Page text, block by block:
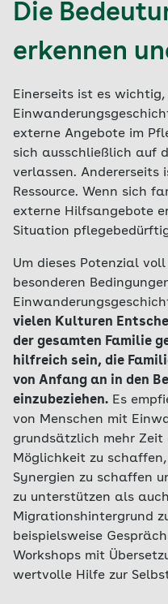
Die
erkennen
Einerseits ist es
externe Angebote im
sich ausschließlich auf
verlassen. Andererseits
Ressource. Wenn sich
externe Hilfsangebote
Situation
Um dieses Potenzial
besonderen
vielen Kulturen
der gesamten Familie
hilfreich sein, die
von Anfang an in den
einzubeziehen. Es
von Menschen mit
grundsätzlich mehr Zeit
Möglichkeit zu
Synergien zu schaffen
zu unterstützen als
Migrationshintergrund
beispielsweise
Workshops mit
wertvolle Hilfe zur